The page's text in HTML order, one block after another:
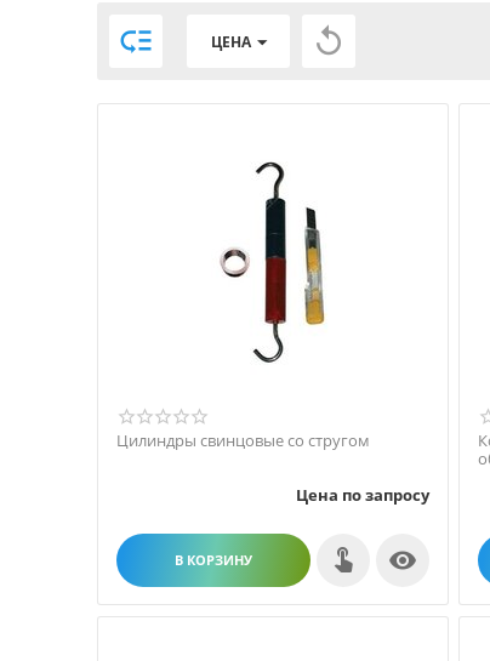
 ЦЕНА 
Цилиндры свинцовые со стругом
Цена по запросу
В КОРЗИНУ 